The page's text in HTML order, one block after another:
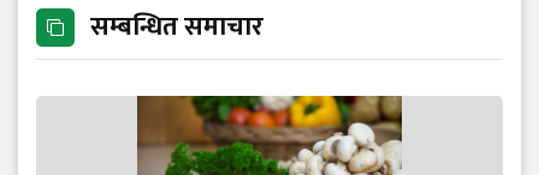
सम्बन्धित समाचार